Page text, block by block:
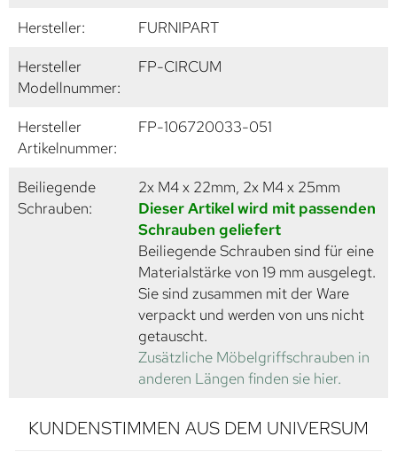
Hersteller:
FURNIPART
Hersteller
Modellnummer:
FP-CIRCUM
Hersteller
Artikelnummer:
FP-106720033-051
Beiliegende
Schrauben:
2x M4 x 22mm, 2x M4 x 25mm
Dieser Artikel wird mit passenden
Schrauben geliefert
Beiliegende Schrauben sind für eine
Materialstärke von 19 mm ausgelegt.
Sie sind zusammen mit der Ware
verpackt und werden von uns nicht
getauscht.
Zusätzliche Möbelgriffschrauben in
anderen Längen finden sie hier.
KUNDENSTIMMEN AUS DEM UNIVERSUM